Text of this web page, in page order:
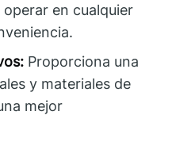
en cualquier
Proporciona una
y materiales de
mejor